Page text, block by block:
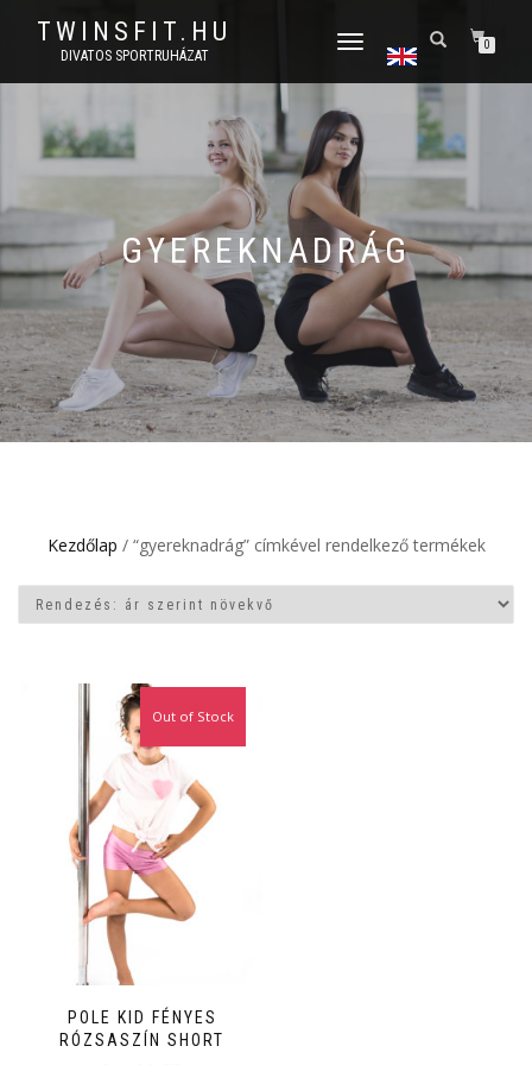
TWINSFIT.HU
DIVATOS SPORTRUHÁZAT
TOGGLE
NAVIGATION
0
GYEREKNADRÁG
Kezdőlap / “gyereknadrág” címkével rendelkező termékek
POLE KID FÉNYES
RÓZSASZÍN SHORT
Out of Stock